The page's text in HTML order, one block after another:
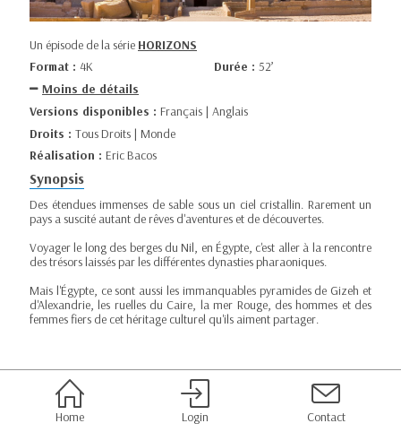
Un épisode de la série HORIZONS
Format : 4K Durée : 52’
Moins de détails
Versions disponibles : Français | Anglais
Droits : Tous Droits | Monde
Réalisation : Eric Bacos
Synopsis
Des étendues immenses de sable sous un ciel cristallin. Rarement un
pays a suscité autant de rêves d'aventures et de découvertes.
Voyager le long des berges du Nil, en Égypte, c'est aller à la rencontre
des trésors laissés par les différentes dynasties pharaoniques.
Mais l'Égypte, ce sont aussi les immanquables pyramides de Gizeh et
d'Alexandrie, les ruelles du Caire, la mer Rouge, des hommes et des
femmes fiers de cet héritage culturel qu'ils aiment partager.
Home Login Contact